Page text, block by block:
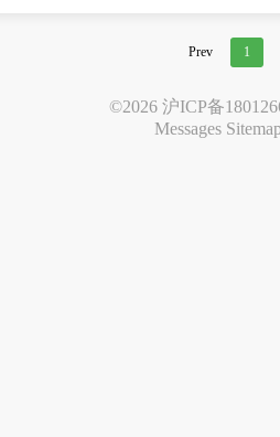
Prev 1
©2026 沪ICP备
Messages